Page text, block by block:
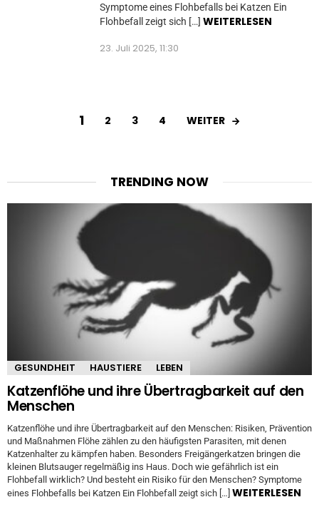
Symptome eines Flohbefalls bei Katzen Ein
Flohbefall zeigt sich […] WEITERLESEN
23. Juli 2025, 11:30
1 2 3 4 WEITER
TRENDING NOW
GESUNDHEIT HAUSTIERE LEBEN
Katzenflöhe und ihre Übertragbarkeit auf den
Menschen
Katzenflöhe und ihre Übertragbarkeit auf den Menschen: Risiken, Prävention
und Maßnahmen Flöhe zählen zu den häufigsten Parasiten, mit denen
Katzenhalter zu kämpfen haben. Besonders Freigängerkatzen bringen die
kleinen Blutsauger regelmäßig ins Haus. Doch wie gefährlich ist ein
Flohbefall wirklich? Und besteht ein Risiko für den Menschen? Symptome
eines Flohbefalls bei Katzen Ein Flohbefall zeigt sich […] WEITERLESEN